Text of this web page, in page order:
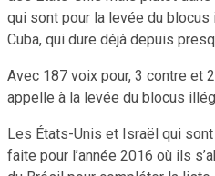
qui sont pour la levée du
Cuba, qui dure déjà depuis
Avec 187 voix pour, 3 contre et
appelle à la levée du blocus
Les États-Unis et Israël qui
faite pour l’année 2016 où ils